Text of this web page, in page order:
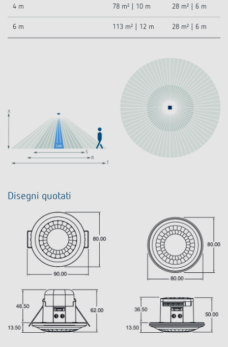
4 m 78 m² | 10 m 28 m² | 6 m
6 m 113 m² | 12 m 28 m² | 6 m
Disegni quotati